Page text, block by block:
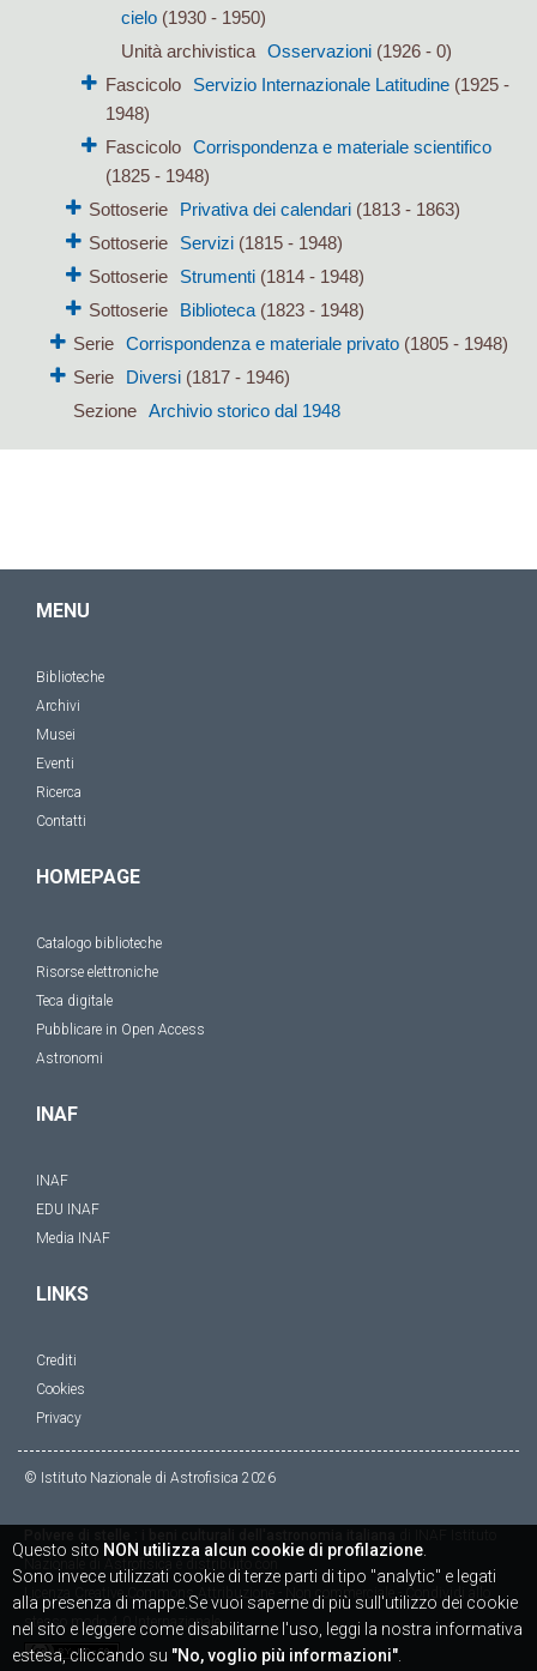
cielo(1930 - 1950)
Unità archivistica Osservazioni(1926 - 0)
Fascicolo
Servizio Internazionale Latitudine(1925 -
1948)
Fascicolo
Corrispondenza e materiale scientifico
(1825 - 1948)
Sottoserie
Privativa dei calendari (1813 - 1863)
Sottoserie
Servizi (1815 - 1948)
Sottoserie
Strumenti (1814 - 1948)
Sottoserie
Biblioteca (1823 - 1948)
Serie Corrispondenza e materiale privato(1805 - 1948)
Serie
Diversi(1817 - 1946)
Sezione Archivio storico dal 1948
MENU
Biblioteche
Archivi
Musei
Eventi
Ricerca
Contatti
HOMEPAGE
Catalogo biblioteche
Risorse elettroniche
Teca digitale
Pubblicare in Open Access
Astronomi
INAF
INAF
EDU INAF
Media INAF
LINKS
Crediti
Cookies
Privacy
© Istituto Nazionale di Astrofisica 2026
Licenza
Creative Commons Attribuzione - Non commerciale - Condividi allo
stesso modo 4.0 Internazionale
Questo sito NON utilizza alcun cookie di profilazione
Sono invece utilizzati cookie di terze parti di tipo "analytic" e legati
alla presenza di mappe.Se vuoi saperne di più sull'utilizzo dei cookie
nel sito e leggere come disabilitarne l'uso, leggi la nostra informativa
estesa, cliccando su "No, voglio più informazioni"